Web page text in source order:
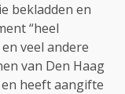
bekladden en
“heel
veel andere
van Den Haag
en heeft aangifte